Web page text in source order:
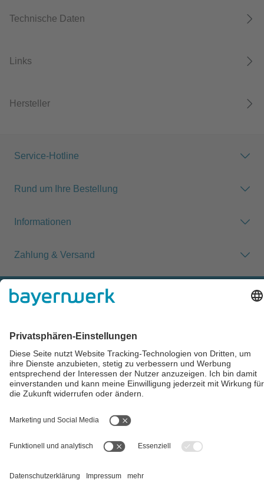
Technische Daten
Links
Hersteller
Service-Hotline
Rund um Ihre Bestellung
Informationen
Zahlung & Versand
Impressum
Alle Preise inkl. gesetzl. Mehrwertsteuer zzgl.Versandkostenund
ggf. Nachnahmegebühren, wenn nicht anders angegeben.
UStG (Gebrauchtgegenstände/Sonderregelung). Ein gesonderter
Ausweis der Umsatzsteuer für gebrauchte oder
wiederaufbereitete Gegenstände ist nicht zulässig.
Lieferungen von Solarmodulen für bestimmte Betreiber.